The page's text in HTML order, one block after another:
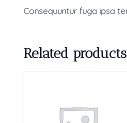
Consequuntur fuga ipsa
Related products